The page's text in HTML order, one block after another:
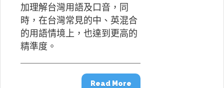
加理解台灣用語及口音，同
時，在台灣常見的中、英混合
的用語情境上，也達到更高的
精準度。
Read More